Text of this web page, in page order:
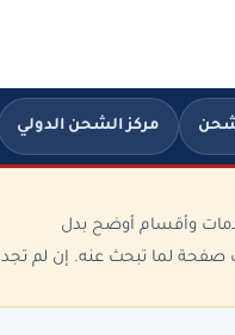
مركز الشحن الدولي
وأقسام أوضح بدل
صفحة لما تبحث عنه. إن لم تجد